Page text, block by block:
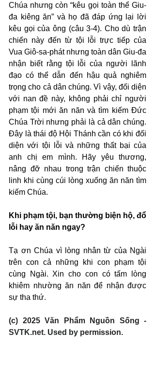
Chúa nhưng còn “kêu gọi toàn thể Giu-
đa kiêng ăn” và họ đã đáp ứng lại lời
kêu gọi của ông (câu 3-4). Cho dù trận
chiến này đến từ tội lỗi trực tiếp của
Vua Giô-sa-phát nhưng toàn dân Giu-đa
nhận biết rằng tội lỗi của người lãnh
đạo có thể dẫn đến hậu quả nghiêm
trọng cho cả dân chúng. Vì vậy, đối diện
với nan đề này, không phải chỉ người
phạm tội mới ăn năn và tìm kiếm Đức
Chúa Trời nhưng phải là cả dân chúng.
Đây là thái độ Hội Thánh cần có khi đối
diện với tội lỗi và những thất bại của
anh chị em mình. Hãy yêu thương,
nâng đỡ nhau trong trận chiến thuộc
linh khi cùng cúi lòng xuống ăn năn tìm
kiếm Chúa.
Khi phạm tội, bạn thường biện hộ, đổ
lỗi hay ăn năn ngay?
Tạ ơn Chúa vì lòng nhân từ của Ngài
trên con cả những khi con phạm tội
cùng Ngài. Xin cho con có tấm lòng
khiêm nhường ăn năn để nhận được
sự tha thứ.
(c) 2025 Văn Phẩm Nguồn Sống -
SVTK.net. Used by permission.